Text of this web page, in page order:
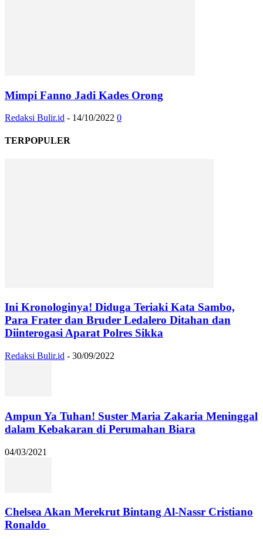
Mimpi Fanno Jadi Kades Orong
Redaksi Bulir.id - 14/10/2022 0
TERPOPULER
Ini Kronologinya! Diduga Teriaki Kata Sambo,
Para Frater dan Bruder Ledalero Ditahan dan
Diinterogasi Aparat Polres Sikka
Redaksi Bulir.id - 30/09/2022
Ampun Ya Tuhan! Suster Maria Zakaria Meninggal
dalam Kebakaran di Perumahan Biara
04/03/2021
Chelsea Akan Merekrut Bintang Al-Nassr Cristiano
Ronaldo